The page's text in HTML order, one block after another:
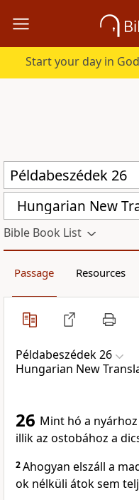
Hungarian New
Bible Book List
Passage Resources
Példabeszédek 26
Hungarian New
26 Mint hó a
illik az ostobához a
2Ahogyan elszáll a
ok nélküli átok sem